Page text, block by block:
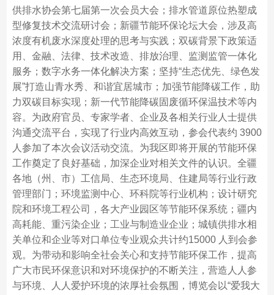
供排水协会第七届第一次会员大会；排水管道原位热塑成
型修复技术交流研讨会；新疆节能环保论坛大会，涉及高
浓度有机废水深度处理的思考与实践；双碳背景下政策适
用、金融、法律、技术改造、排放治理、监测监管一体化
服务；数字水务一体化解决方案；坚持“生态优先、绿色发
展”打造山青水秀、和谐宜居城市；加强节能降碳工作，助
力双碳目标实现；新一代节能降碳固废循环保温技术等内
容。为政府官员、专家学者、企业及各相关行业人士提供
沟通交流平台，实现了行业内高效互动，参会代表约 3900
人参加了本次会议活动交流。为我区即将开展的节能环保
工作奠定了良好基础，加深企业对相关文件的认识。全疆
各地（州、市）工信局、生态环境局、住建局等行业行政
管理部门；环境监测中心、环科院等行业机构；设计研究
院和环境工程公司，各大产业园区等节能环保系统；疆内
高耗能、重污染企业；工业与制造业企业；城镇供排水相
关单位和企业等对口单位专业观众共计约15000 人到会参
观。为带动和影响全社会关心和支持节能环保工作，提高
广大市民环保意识和对环境保护的不断关注，营造人人参
与环境、人人爱护环境的浓厚社会氛围，博览会以“爱我大